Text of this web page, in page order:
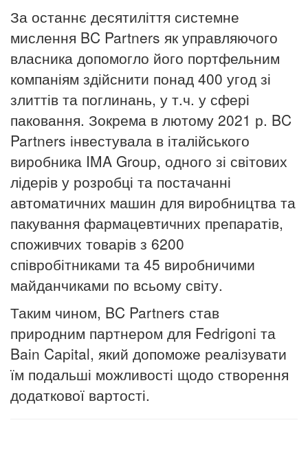
За останнє десятиліття системне
мислення BC Partners як управляючого
власника допомогло його портфельним
компаніям здійснити понад 400 угод зі
злиттів та поглинань, у т.ч. у сфері
паковання. Зокрема в лютому 2021 р. BC
Partners інвестувала в італійського
виробника IMA Group, одного зі світових
лідерів у розробці та постачанні
автоматичних машин для виробництва та
пакування фармацевтичних препаратів,
споживчих товарів з 6200
співробітниками та 45 виробничими
майданчиками по всьому світу.
Таким чином, BC Partners став
природним партнером для Fedrigoni та
Bain Capital, який допоможе реалізувати
їм подальші можливості щодо створення
додаткової вартості.